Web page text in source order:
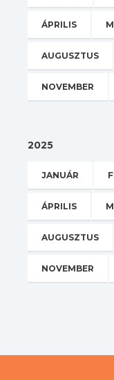
ÁPRILIS
AUGUSZTUS
NOVEMBER
2025
JANUÁR
ÁPRILIS
AUGUSZTUS
NOVEMBER